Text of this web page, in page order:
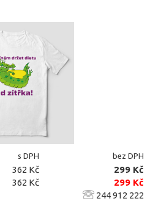
s DPH bez DPH
362 Kč
299 Kč
362 Kč
299 Kč
244 912 222